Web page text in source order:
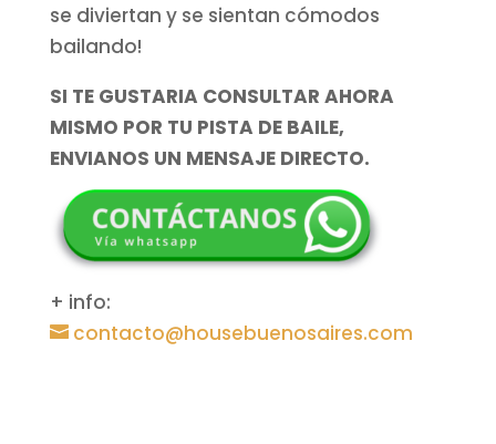
se diviertan y se sientan cómodos
bailando!
SI TE GUSTARIA CONSULTAR AHORA
MISMO POR TU PISTA DE BAILE,
ENVIANOS UN MENSAJE DIRECTO.
+ info:
contacto@housebuenosaires.com